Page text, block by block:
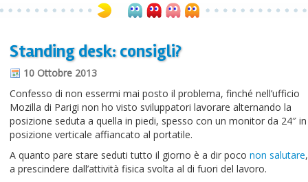
Standing desk: consigli?
10 Ottobre 2013
Confesso di non essermi mai posto il problema, finché nell’ufficio
Mozilla di Parigi non ho visto sviluppatori lavorare alternando la
posizione seduta a quella in piedi, spesso con un monitor da 24″ in
posizione verticale affiancato al portatile.
A quanto pare stare seduti tutto il giorno è a dir poco non salutare,
a prescindere dall’attività fisica svolta al di fuori del lavoro.